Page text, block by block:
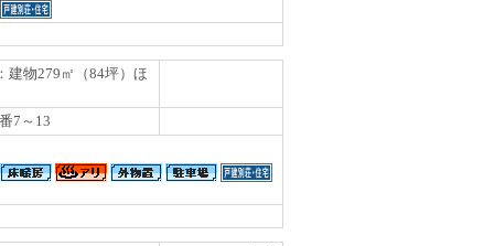
建物279㎡（84坪）ほ
7～13